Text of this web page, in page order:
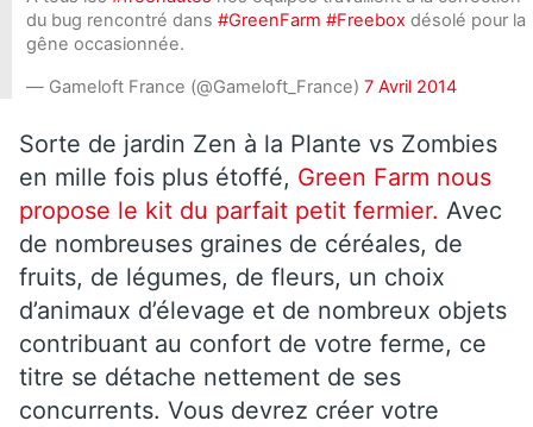
du bug rencontré dans #GreenFarm #Freebox désolé pour la
gêne occasionnée.
— Gameloft France (@Gameloft_France) 7 Avril 2014
Sorte de jardin Zen à la Plante vs Zombies
en mille fois plus étoffé, Green Farm nous
propose le kit du parfait petit fermier. Avec
de nombreuses graines de céréales, de
fruits, de légumes, de fleurs, un choix
d’animaux d’élevage et de nombreux objets
contribuant au confort de votre ferme, ce
titre se détache nettement de ses
concurrents. Vous devrez créer votre